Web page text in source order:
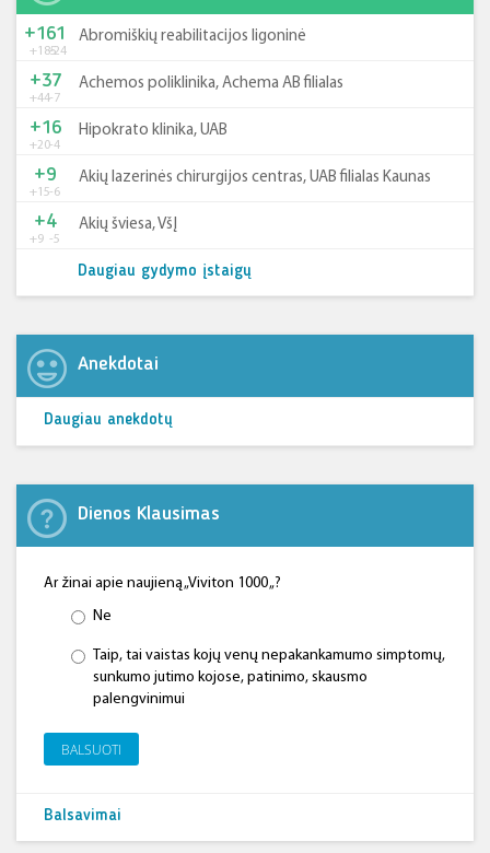
+185-24
+161 Abromiškių reabilitacijos ligoninė
+44-7
+37 Achemos poliklinika, Achema AB filialas
+20-4
+16 Hipokrato klinika, UAB
+15-6
+9 Akių lazerinės chirurgijos centras, UAB filialas Kaunas
+9 -5
+4 Akių šviesa, VšĮ
Daugiau gydymo įstaigų
Anekdotai
Daugiau anekdotų
Dienos Klausimas
Ar žinai apie naujieną „Viviton 1000 „?
Ne
Taip, tai vaistas kojų venų nepakankamumo simptomų,
sunkumo jutimo kojose, patinimo, skausmo
palengvinimui
BALSUOTI
Balsavimai